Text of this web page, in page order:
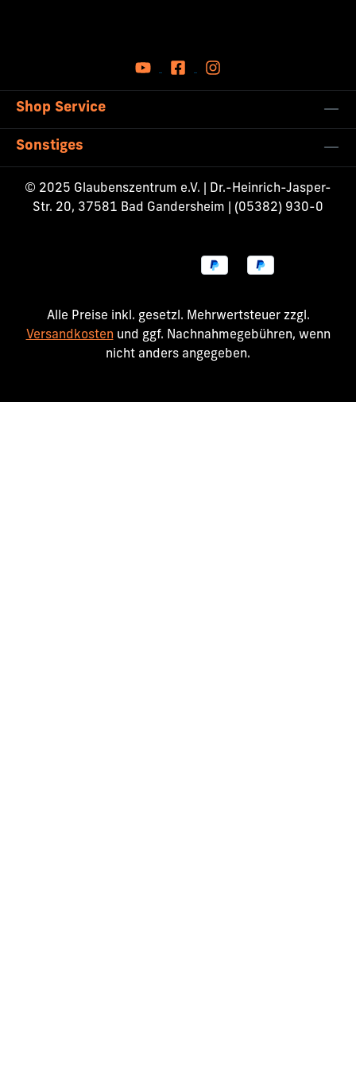
Shop Service
Sonstiges
© 2025 Glaubenszentrum e.V. | Dr.-Heinrich-Jasper-
Str. 20, 37581 Bad Gandersheim | (05382) 930-0
Alle Preise inkl. gesetzl. Mehrwertsteuer zzgl.
Versandkosten und ggf. Nachnahmegebühren, wenn
nicht anders angegeben.